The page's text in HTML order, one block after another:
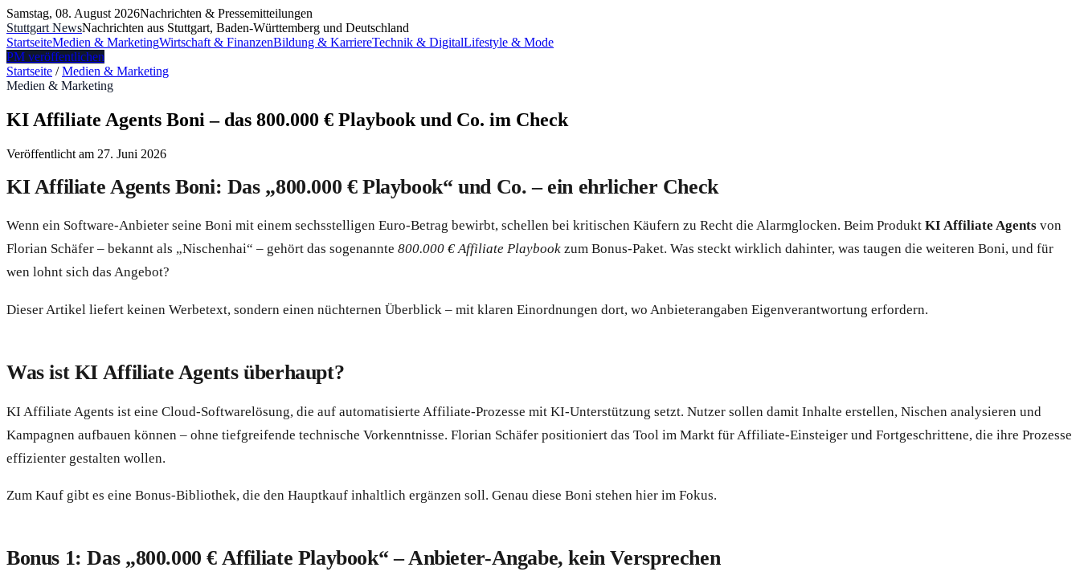
Samstag, 08. August 2026Nachrichten & Pressemitteilungen
Stuttgart NewsNachrichten aus Stuttgart, Baden-Württemberg und Deutschland
StartseiteMedien & MarketingWirtschaft & FinanzenBildung & KarriereTechnik & DigitalLifestyle & Mode
PM veröffentlichen
Startseite /Medien & Marketing
Medien & Marketing
KI Affiliate Agents Boni – das 800.000 € Playbook und Co. im Check
Veröffentlicht am 27. Juni 2026
KI Affiliate Agents Boni: Das „800.000 € Playbook“ und Co. – ein ehrlicher Check
Wenn ein Software-Anbieter seine Boni mit einem sechsstelligen Euro-Betrag bewirbt, schellen bei kritischen Käufern zu Recht die Alarmglocken. Beim Produkt KI Affiliate Agents von
Florian Schäfer – bekannt als „Nischenhai“ – gehört das sogenannte 800.000 € Affiliate Playbook zum Bonus-Paket. Was steckt wirklich dahinter, was taugen die weiteren Boni, und für
wen lohnt sich das Angebot?
Dieser Artikel liefert keinen Werbetext, sondern einen nüchternen Überblick – mit klaren Einordnungen dort, wo Anbieterangaben Eigenverantwortung erfordern.
Was ist KI Affiliate Agents überhaupt?
KI Affiliate Agents ist eine Cloud-Softwarelösung, die auf automatisierte Affiliate-Prozesse mit KI-Unterstützung setzt. Nutzer sollen damit Inhalte erstellen, Nischen analysieren und
Kampagnen aufbauen können – ohne tiefgreifende technische Vorkenntnisse. Florian Schäfer positioniert das Tool im Markt für Affiliate-Einsteiger und Fortgeschrittene, die ihre Prozesse
effizienter gestalten wollen.
Zum Kauf gibt es eine Bonus-Bibliothek, die den Hauptkauf inhaltlich ergänzen soll. Genau diese Boni stehen hier im Fokus.
Bonus 1: Das „800.000 € Affiliate Playbook“ – Anbieter-Angabe, kein Versprechen